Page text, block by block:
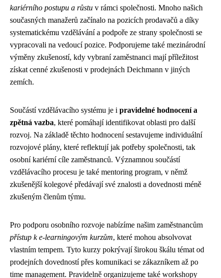
kariérního postupu a růstu v rámci společnosti. Mnoho našich
současných manažerů začínalo na pozicích prodavačů a díky
systematickému vzdělávání a podpoře ze strany společnosti se
vypracovali na vedoucí pozice. Podporujeme také mezinárodní
výměny zkušeností, kdy vybraní zaměstnanci mají příležitost
získat cenné zkušenosti v prodejnách Deichmann v jiných
zemích.
Součástí vzdělávacího systému je i pravidelné hodnocení a
zpětná vazba, které pomáhají identifikovat oblasti pro další
rozvoj. Na základě těchto hodnocení sestavujeme individuální
rozvojové plány, které reflektují jak potřeby společnosti, tak
osobní kariérní cíle zaměstnanců. Významnou součástí
vzdělávacího procesu je také mentoring program, v němž
zkušenější kolegové předávají své znalosti a dovednosti méně
zkušeným členům týmu.
Pro podporu osobního rozvoje nabízíme našim zaměstnancům
přístup k e-learningovým kurzům, které mohou absolvovat
vlastním tempem. Tyto kurzy pokrývají širokou škálu témat od
prodejních dovedností přes komunikaci se zákazníkem až po
time management. Pravidelně organizujeme také workshopy